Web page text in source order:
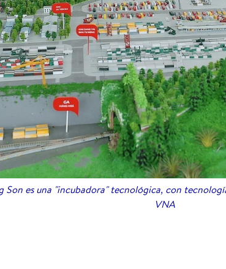
Son es una "incubadora" tecnológica, con
VNA